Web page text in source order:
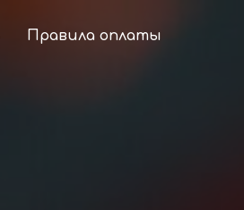
Правила оплаты